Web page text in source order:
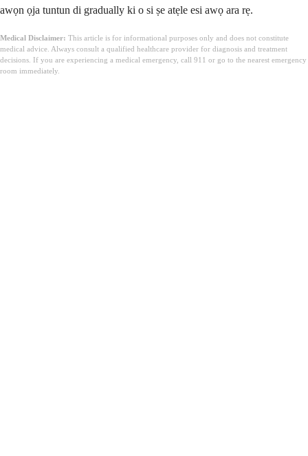
awọn ọja tuntun di gradually ki o si ṣe atẹle esi awọ ara rẹ.
Medical Disclaimer: This article is for informational purposes only and does not constitute
medical advice. Always consult a qualified healthcare provider for diagnosis and treatment
decisions. If you are experiencing a medical emergency, call 911 or go to the nearest emergency
room immediately.